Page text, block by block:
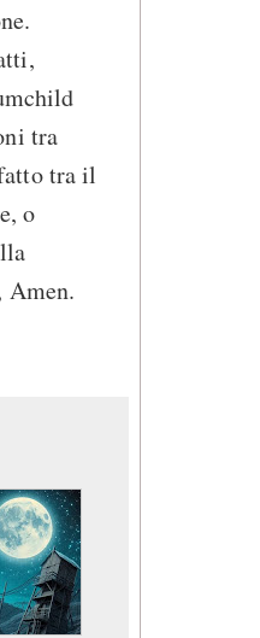
tra
tra il
o
Amen.